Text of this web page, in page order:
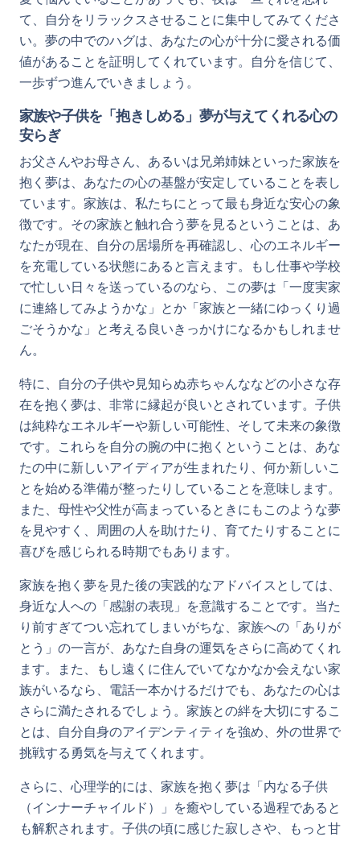
て、自分をリラックスさせることに集中してみてくださ
い。夢の中でのハグは、あなたの心が十分に愛される価
値があることを証明してくれています。自分を信じて、
一歩ずつ進んでいきましょう。
家族や子供を「抱きしめる」夢が与えてくれる心の
安らぎ
お父さんやお母さん、あるいは兄弟姉妹といった家族を
抱く夢は、あなたの心の基盤が安定していることを表し
ています。家族は、私たちにとって最も身近な安心の象
徴です。その家族と触れ合う夢を見るということは、あ
なたが現在、自分の居場所を再確認し、心のエネルギー
を充電している状態にあると言えます。もし仕事や学校
で忙しい日々を送っているのなら、この夢は「一度実家
に連絡してみようかな」とか「家族と一緒にゆっくり過
ごそうかな」と考える良いきっかけになるかもしれませ
ん。
特に、自分の子供や見知らぬ赤ちゃんななどの小さな存
在を抱く夢は、非常に縁起が良いとされています。子供
は純粋なエネルギーや新しい可能性、そして未来の象徴
です。これらを自分の腕の中に抱くということは、あな
たの中に新しいアイディアが生まれたり、何か新しいこ
とを始める準備が整ったりしていることを意味します。
また、母性や父性が高まっているときにもこのような夢
を見やすく、周囲の人を助けたり、育てたりすることに
喜びを感じられる時期でもあります。
家族を抱く夢を見た後の実践的なアドバイスとしては、
身近な人への「感謝の表現」を意識することです。当た
り前すぎてつい忘れてしまいがちな、家族への「ありが
とう」の一言が、あなた自身の運気をさらに高めてくれ
ます。また、もし遠くに住んでいてなかなか会えない家
族がいるなら、電話一本かけるだけでも、あなたの心は
さらに満たされるでしょう。家族との絆を大切にするこ
とは、自分自身のアイデンティティを強め、外の世界で
挑戦する勇気を与えてくれます。
さらに、心理学的には、家族を抱く夢は「内なる子供
（インナーチャイルド）」を癒やしている過程であると
も解釈されます。子供の頃に感じた寂しさや、もっと甘